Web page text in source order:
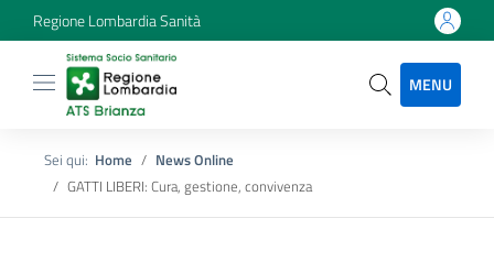
Regione Lombardia Sanità
MENU
Sei qui: Home
News Online
GATTI LIBERI: Cura, gestione, convivenza